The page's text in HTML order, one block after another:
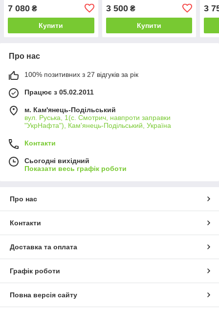
збільшені Ø34)
7 080 ₴
Купити
3 500₴
Купити
3
Про нас
100% позитивних з 27 відгуків за рік
Працює з 05.02.2011
м. Кам'янець-Подільський
вул. Руська, 1(с. Смотрич, навпроти заправки
"УкрНафта"), Кам'янець-Подільський, Україна
Контакти
Сьогодні вихідний
Показати весь графік роботи
Про нас
Контакти
Доставка та оплата
Графік роботи
Повна версія сайту